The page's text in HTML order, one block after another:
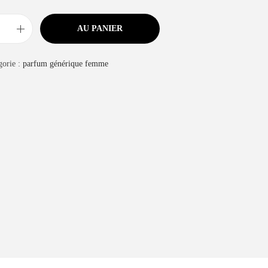
AU PANIER
: parfum générique femme